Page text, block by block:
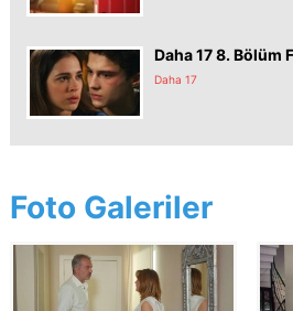
Daha 17 8. Bölüm
Daha 17
Foto Galeriler